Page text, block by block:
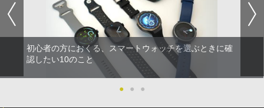
初心者の方におくる、スマートウォッチを選ぶときに確
認したい10のこと
● ● ●